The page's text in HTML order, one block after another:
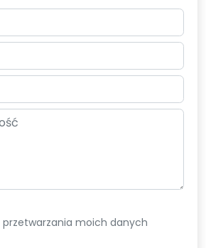
przetwarzania moich danych